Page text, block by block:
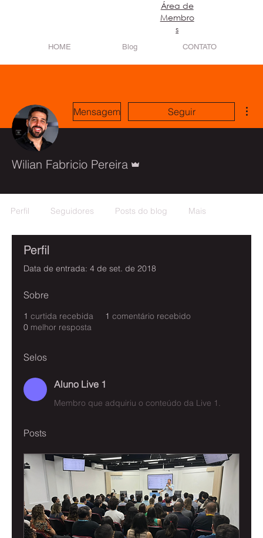
​Área de
Membro
s
HOME Blog CONTATO
Perfil
Data de entrada: 4 de set. de 2018
Sobre
1 curtida recebida 1 comentário recebido
0 melhor resposta
Selos
Aluno Live 1
Membro que adquiriu o conteúdo da Live 1.
Posts
Mensagem Seguir
Wilian Fabricio Pereira
Perfil Seguidores Posts do blog Mais